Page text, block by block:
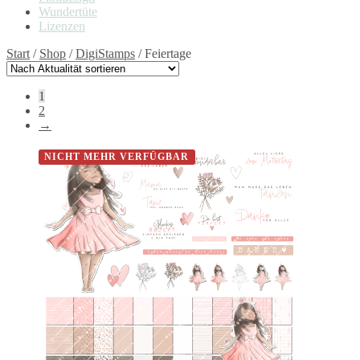
Wundertüte
Lizenzen
Start / Shop /DigiStamps /Feiertage
1
2
→
NICHT MEHR VERFÜGBAR